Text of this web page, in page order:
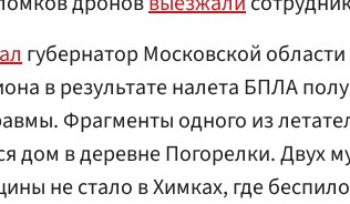
губернатор Московской области
в результате налета БПЛА
Фрагменты одного из
дом в деревне Погорелки. Двух
не стало в Химках, где